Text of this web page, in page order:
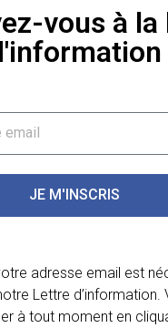
vous à
JE M'INSCRIS
adresse email est
Lettre d’information.
à tout moment en